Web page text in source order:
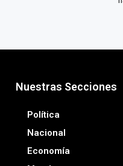
Nuestras Secciones
Política
Nacional
Economía